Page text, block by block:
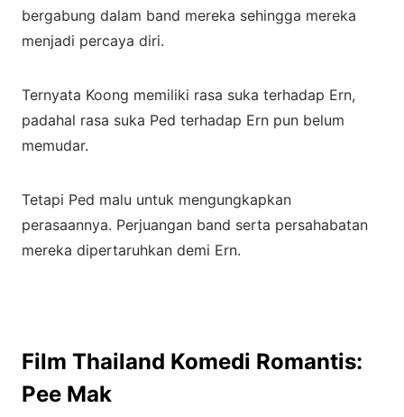
bergabung dalam band mereka sehingga mereka
menjadi percaya diri.
Ternyata Koong memiliki rasa suka terhadap Ern,
padahal rasa suka Ped terhadap Ern pun belum
memudar.
Tetapi Ped malu untuk mengungkapkan
perasaannya. Perjuangan band serta persahabatan
mereka dipertaruhkan demi Ern.
Film Thailand Komedi Romantis:
Pee Mak